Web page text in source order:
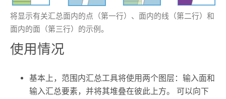
将显示有关汇总面内的点（第一行）、面内的线（第二行）和
面内的面（第三行）的示例。
使用情况
基本上， 范围内汇总工具将使用两个图层：输入面和
输入汇总要素，并将其堆叠在彼此上方。 可以向下